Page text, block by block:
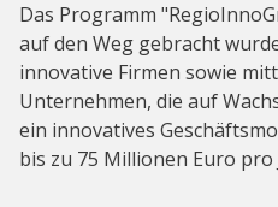
Das Programm
auf den Weg gebracht
innovative Firmen sowie
Unternehmen, die auf
ein innovatives
bis zu 75 Millionen Euro pro